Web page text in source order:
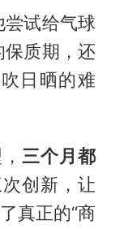
试给气球
质期，还
日晒的难
三个月都
创新，让
真正的“商